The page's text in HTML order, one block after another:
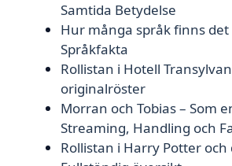
Samtida Betydelse
Hur många språk finns
Språkfakta
Rollistan i Hotell
originalröster
Morran och Tobias – Som
Streaming, Handling och
Rollistan i Harry Potter och